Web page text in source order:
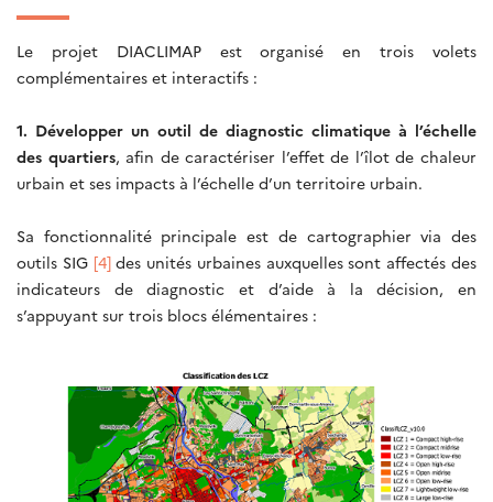
Le projet DIACLIMAP est organisé en trois volets
complémentaires et interactifs :
1. Développer un outil de diagnostic climatique à l’échelle
des quartiers, afin de caractériser l’effet de l’îlot de chaleur
urbain et ses impacts à l’échelle d’un territoire urbain.
Sa fonctionnalité principale est de cartographier via des
outils SIG [4]des unités urbaines auxquelles sont affectés des
indicateurs de diagnostic et d’aide à la décision, en
s’appuyant sur trois blocs élémentaires :